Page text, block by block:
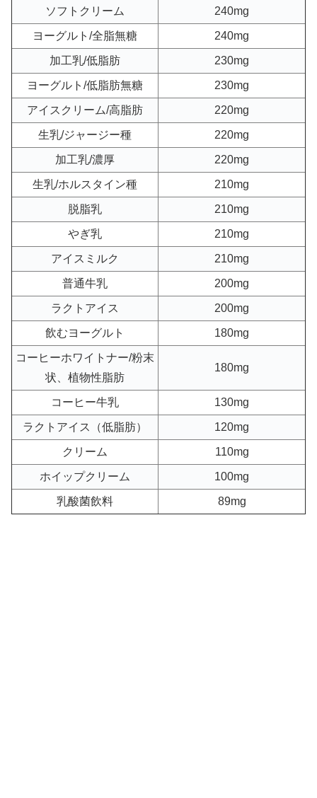
ソフトクリーム 240mg
ヨーグルト/全脂無糖 240mg
加工乳/低脂肪 230mg
ヨーグルト/低脂肪無糖 230mg
アイスクリーム/高脂肪 220mg
生乳/ジャージー種 220mg
加工乳/濃厚 220mg
生乳/ホルスタイン種 210mg
脱脂乳 210mg
やぎ乳 210mg
アイスミルク 210mg
普通牛乳 200mg
ラクトアイス 200mg
飲むヨーグルト 180mg
コーヒーホワイトナー/粉末
状、植物性脂肪
180mg
コーヒー牛乳 130mg
ラクトアイス（低脂肪） 120mg
クリーム 110mg
ホイップクリーム 100mg
乳酸菌飲料 89mg